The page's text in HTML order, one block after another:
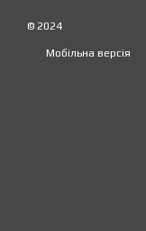
© 2024
Мобільна версія